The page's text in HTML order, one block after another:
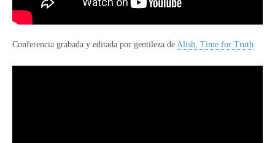
Conferencia grabada y editada por gentileza de Alish, Time for Truth